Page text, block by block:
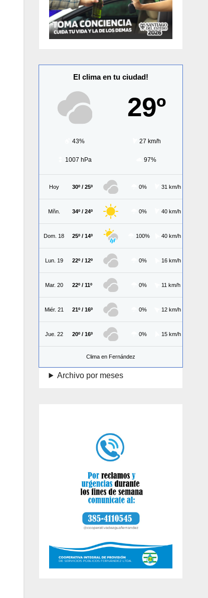
El clima en tu ciudad!
29º
43% 27 km/h
1007 hPa 97%
Hoy 30º / 25º 0% 31 km/h
Mñn. 34º / 24º 0% 40 km/h
Dom. 18 25º / 14º 100% 40 km/h
Lun. 19 22º / 12º 0% 16 km/h
Mar. 20 22º / 11º 0% 11 km/h
Miér. 21 21º / 16º 0% 12 km/h
Jue. 22 20º / 16º 0% 15 km/h
Clima en Fernández
Archivo por meses